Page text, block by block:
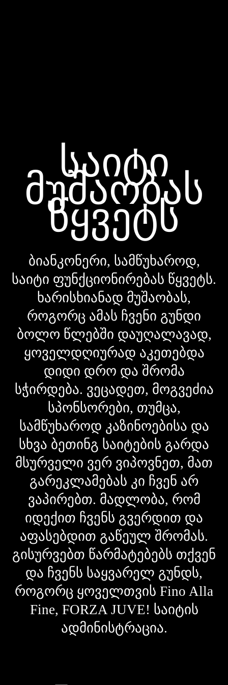
საიტი
მუშაობას
წყვეტს
ბიანკონერი, სამწუხაროდ,
საიტი ფუნქციონირებას წყვეტს.
ხარისხიანად მუშაობას,
როგორც ამას ჩვენი გუნდი
ბოლო წლებში დაუღალავად,
ყოველდღიურად აკეთებდა
დიდი დრო და შრომა
სჭირდება. ვეცადეთ, მოგვეძია
სპონსორები, თუმცა,
სამწუხაროდ კაზინოებისა და
სხვა ბეთინგ საიტების გარდა
მსურველი ვერ ვიპოვნეთ, მათ
გარეკლამებას კი ჩვენ არ
ვაპირებთ. მადლობა, რომ
იდექით ჩვენს გვერდით და
აფასებდით გაწეულ შრომას.
გისურვებთ წარმატებებს თქვენ
და ჩვენს საყვარელ გუნდს,
როგორც ყოველთვის Fino Alla
Fine, FORZA JUVE! საიტის
ადმინისტრაცია.